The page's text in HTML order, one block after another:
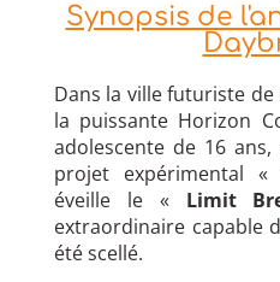
Synopsis de
Dans la ville futuriste
la puissante Horizon
adolescente de 16
projet expérimental «
éveille le « Limit
extraordinaire capable
été scellé.